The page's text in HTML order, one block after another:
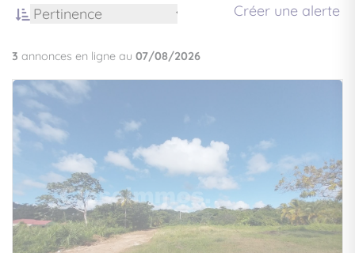
Créer une alerte
3 annonces en ligne au 07/08/2026